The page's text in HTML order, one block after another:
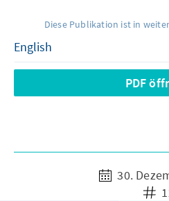
Diese Publikation ist in
PDF
30.